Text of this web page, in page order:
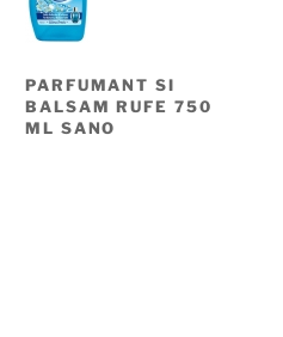
PARFUMANT SI
BALSAM RUFE 750
ML SANO